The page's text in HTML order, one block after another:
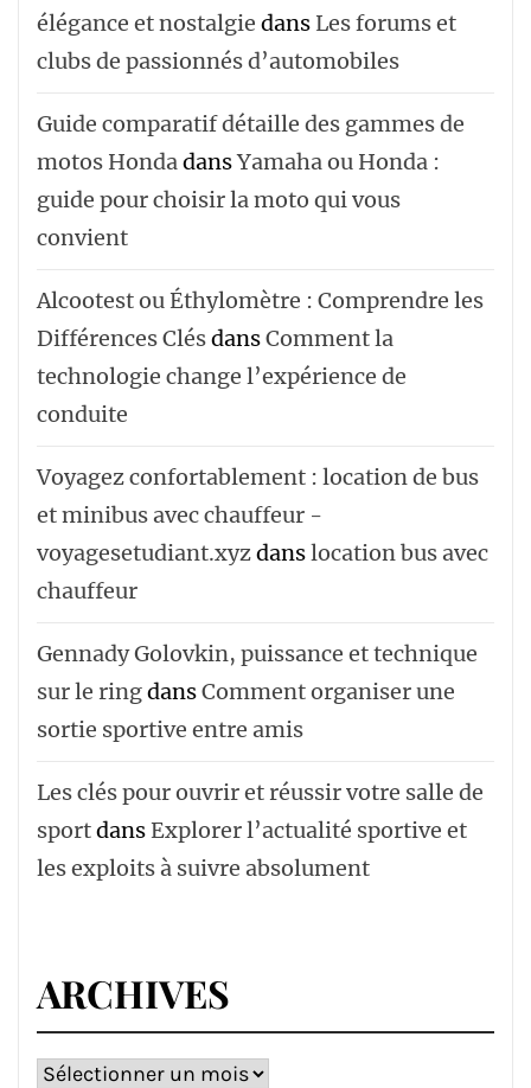
élégance et nostalgie dans Les forums et
clubs de passionnés d’automobiles
Guide comparatif détaille des gammes de
motos HondadansYamaha ou Honda :
guide pour choisir la moto qui vous
convient
Alcootest ou Éthylomètre : Comprendre les
Différences ClésdansComment la
technologie change l’expérience de
conduite
Voyagez confortablement : location de bus
et minibus avec chauffeur -
voyagesetudiant.xyzdanslocation bus avec
chauffeur ‌‌
Gennady Golovkin, puissance et technique
sur le ringdansComment organiser une
sortie sportive entre amis
Les clés pour ouvrir et réussir votre salle de
sportdansExplorer l’actualité sportive et
les exploits à suivre absolument
ARCHIVES
Archives